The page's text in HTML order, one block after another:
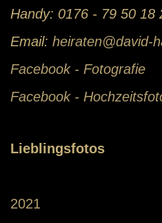
Handy: 0176 - 79 50 18
Email: heiraten@david-
Facebook - Fotografie
Facebook -
Lieblingsfotos
2021